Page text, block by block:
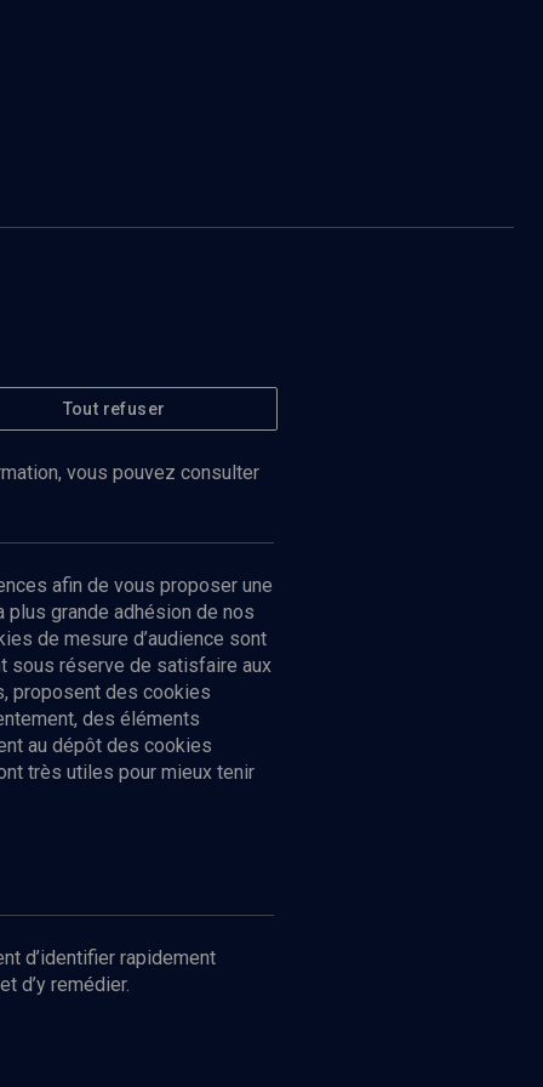
Tout refuser
vous pouvez consulter
afin de vous proposer une
grande adhésion de nos
de mesure d’audience sont
sous réserve de satisfaire aux
proposent des cookies
des éléments
au dépôt des cookies
très utiles pour mieux tenir
d’identifier rapidement
d’y remédier.